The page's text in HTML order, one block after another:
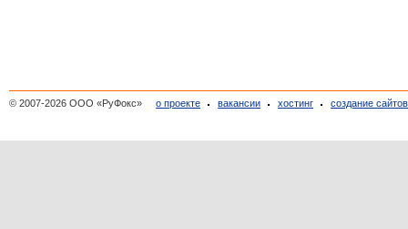
© 2007-2026 ООО «РуФокс» о проекте вакансии хостинг создание сайтов